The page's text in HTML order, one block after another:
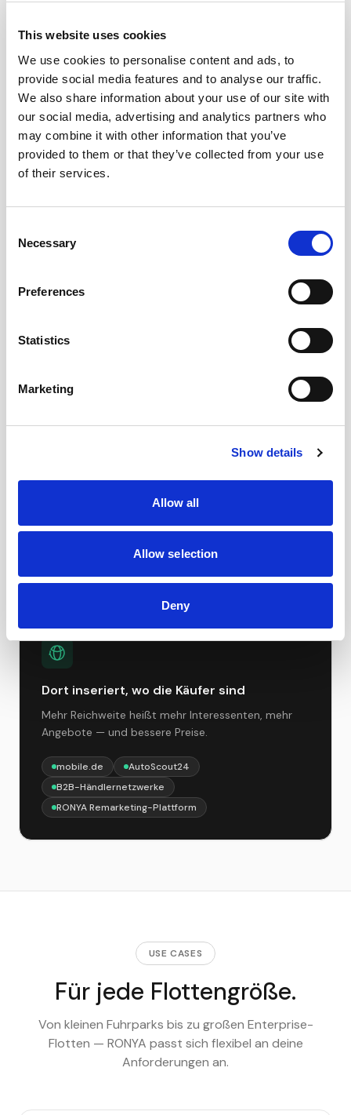
This website uses cookies
We use cookies to personalise content and ads, to
provide social media features and to analyse our traffic.
We also share information about your use of our site with
our social media, advertising and analytics partners who
may combine it with other information that you’ve
provided to them or that they’ve collected from your use
of their services.
Selection
Necessary
Preferences
Statistics
Marketing
Show details
Allow all
Allow selection
Deny
Professionelle Fahrzeugpräsentation
Professionelle Fotos, vollständige Fahrzeugdaten
und ansprechende Inserat-Gestaltung. Ein
gepflegtes Inserat erzielt nachweislich höhere
Erlöse als eine lieblose Anzeige.
Abwicklung aus einer Hand
Besichtigungen, Verhandlungen, Kaufvertrag,
Bezahlung und Ummeldung. Ein Ansprechpartner für
entscheidende Wertfaktoren. RONYA bewertet E-
Fahrzeuge mit spezialisierten Kriterien — für faire
Dort inseriert, wo die Käufer sind
Mehr Reichweite heißt mehr Interessenten, mehr
Angebote — und bessere Preise.
mobile.de
AutoScout24
B2B-Händlernetzwerke
RONYA Remarketing-Plattform
USE CASES
Für jede Flottengröße.
Von kleinen Fuhrparks bis zu großen Enterprise-
Flotten — RONYA passt sich flexibel an deine
Anforderungen an.